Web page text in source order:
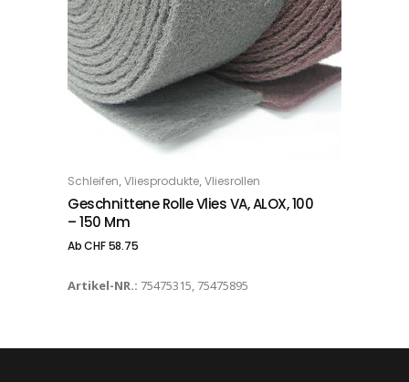
OPTIONS
Schleifen,Vliesprodukte,Vliesrollen
Geschnittene Rolle Vlies VA, ALOX, 100
– 150 Mm
AbCHF58.75
Artikel-NR.: 75475315, 75475895